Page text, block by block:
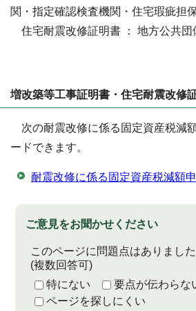
関・指定確認検査機関・住宅瑕疵担
住宅耐震改修証明書 ： 地方公共団
増改築等工事証明書・住宅耐震改修
次の耐震改修に係る固定資産税減
ードできます。
耐震改修に係る固定資産税減額
ご意見をお聞かせください
このページに問題点はありました
(複数回答可)
特にない
要点が伝わらな
ページを探しにくい